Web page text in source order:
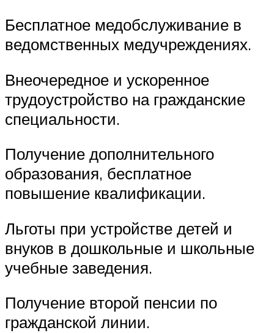
Бесплатное медобслуживание в
ведомственных медучреждениях.
Внеочередное и ускоренное
трудоустройство на гражданские
специальности.
Получение дополнительного
образования, бесплатное
повышение квалификации.
Льготы при устройстве детей и
внуков в дошкольные и школьные
учебные заведения.
Получение второй пенсии по
гражданской линии.